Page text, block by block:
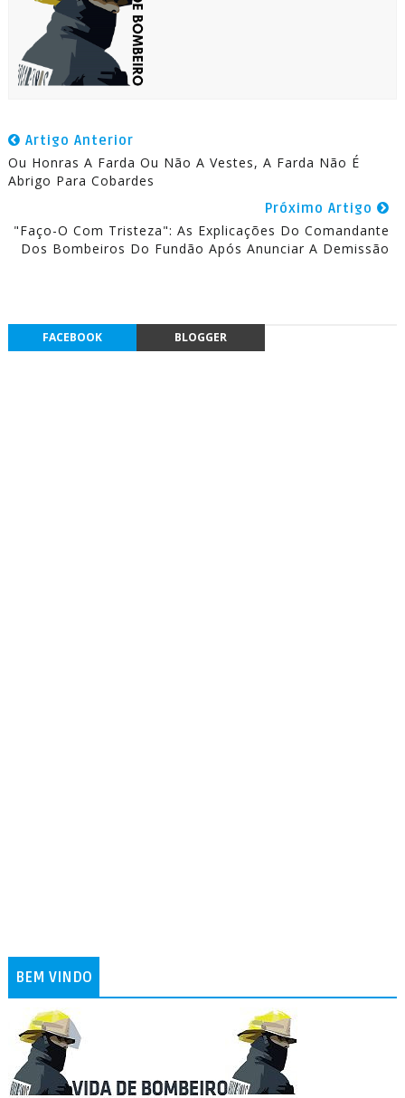
Artigo Anterior
Ou Honras A Farda Ou Não A Vestes, A Farda Não É
Abrigo Para Cobardes
Próximo Artigo
"Faço-O Com Tristeza": As Explicações Do Comandante
Dos Bombeiros Do Fundão Após Anunciar A Demissão
FACEBOOK BLOGGER
BEM VINDO